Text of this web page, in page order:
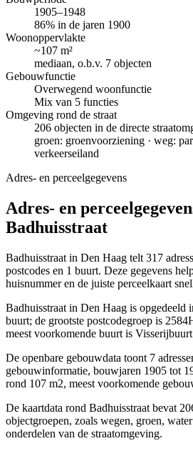
1905–1948
86% in de jaren 1900
Woonoppervlakte
~107 m²
mediaan, o.b.v. 7 objecten
Gebouwfunctie
Overwegend woonfunctie
Mix van 5 functies
Omgeving rond de straat
206 objecten in de directe
groen: groenvoorziening · weg:
verkeerseiland
Adres- en perceelgegevens
Adres- en
Badhuisstraat
Badhuisstraat in Den Haag telt 317
postcodes en 1 buurt. Deze gegevens
huisnummer en de juiste perceelkaart
Badhuisstraat in Den Haag is opgedeeld
buurt; de grootste postcodegroep is
meest voorkomende buurt is
De openbare gebouwdata toont 7
gebouwinformatie, bouwjaren 1905 tot
rond 107 m2, meest voorkomende
De kaartdata rond Badhuisstraat bevat
objectgroepen, zoals wegen, groen,
onderdelen van de straatomgeving.